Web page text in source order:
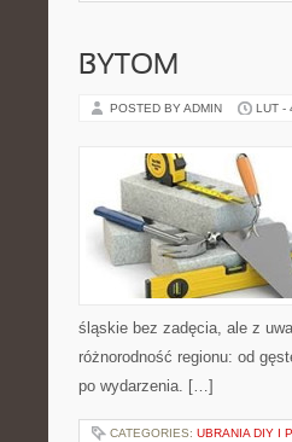
BYTOM
POSTED BY ADMIN LUT -
śląskie bez zadęcia, ale z
różnorodność regionu: od
po wydarzenia. […]
CATEGORIES: UBRANIA DIY I